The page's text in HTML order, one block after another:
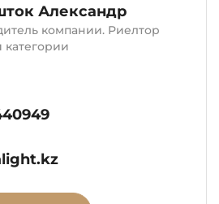
Александр
компании. Риелтор